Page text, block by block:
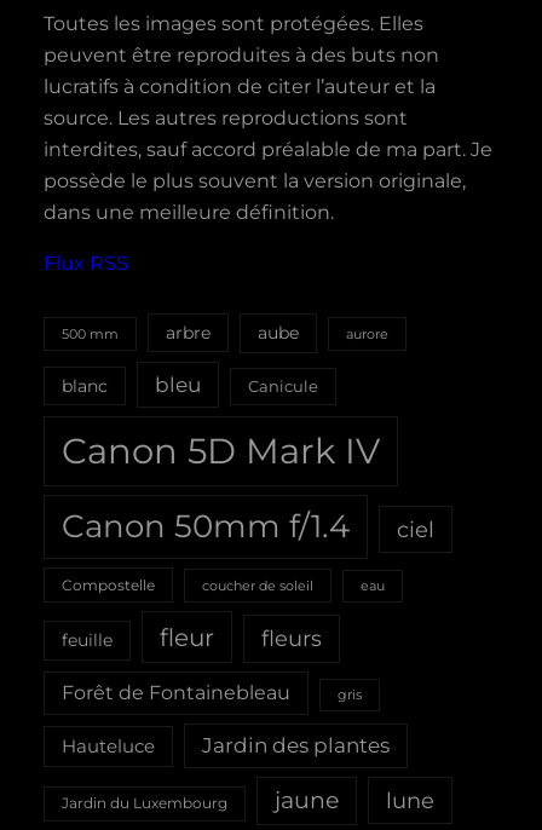
Toutes les images sont protégées. Elles
peuvent être reproduites à des buts non
lucratifs à condition de citer l’auteur et la
source. Les autres reproductions sont
interdites, sauf accord préalable de ma part. Je
possède le plus souvent la version originale,
dans une meilleure définition.
Flux RSS
500 mm arbre aube aurore
blanc bleu Canicule
Canon 5D Mark IV
Canon 50mm f/1.4 ciel
Compostelle coucher de soleil eau
feuille fleur fleurs
Forêt de Fontainebleau gris
Hauteluce Jardin des plantes
Jardin du Luxembourg jaune lune